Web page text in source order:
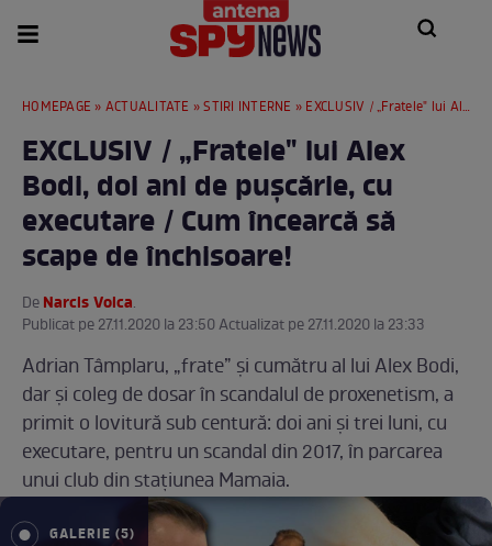
HOMEPAGE » ACTUALITATE »STIRI INTERNE » EXCLUSIV / „Fratele" lui Alex Bodi, doi ani de pușcărie, cu executare / Cum încearcă să scape de închisoare!
EXCLUSIV / „Fratele" lui Alex
Bodi, doi ani de pușcărie, cu
executare / Cum încearcă să
scape de închisoare!
DeNarcis Voica.
Publicat pe 27.11.2020 la 23:50 Actualizat pe 27.11.2020 la 23:33
Adrian Tâmplaru, „frate” și cumătru al lui Alex Bodi,
dar și coleg de dosar în scandalul de proxenetism, a
primit o lovitură sub centură: doi ani și trei luni, cu
executare, pentru un scandal din 2017, în parcarea
unui club din stațiunea Mamaia.
GALERIE (5)